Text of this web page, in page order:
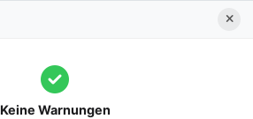
Keine Warnungen